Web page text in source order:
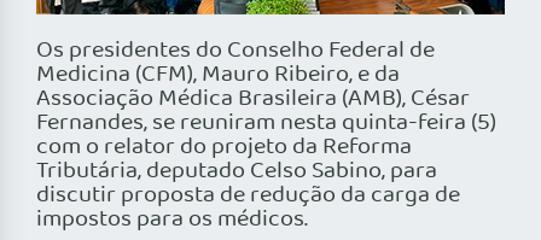
Os presidentes do Conselho Federal de
Medicina (CFM), Mauro Ribeiro, e da
Associação Médica Brasileira (AMB), César
Fernandes, se reuniram nesta quinta-feira (5)
com o relator do projeto da Reforma
Tributária, deputado Celso Sabino, para
discutir proposta de redução da carga de
impostos para os médicos.